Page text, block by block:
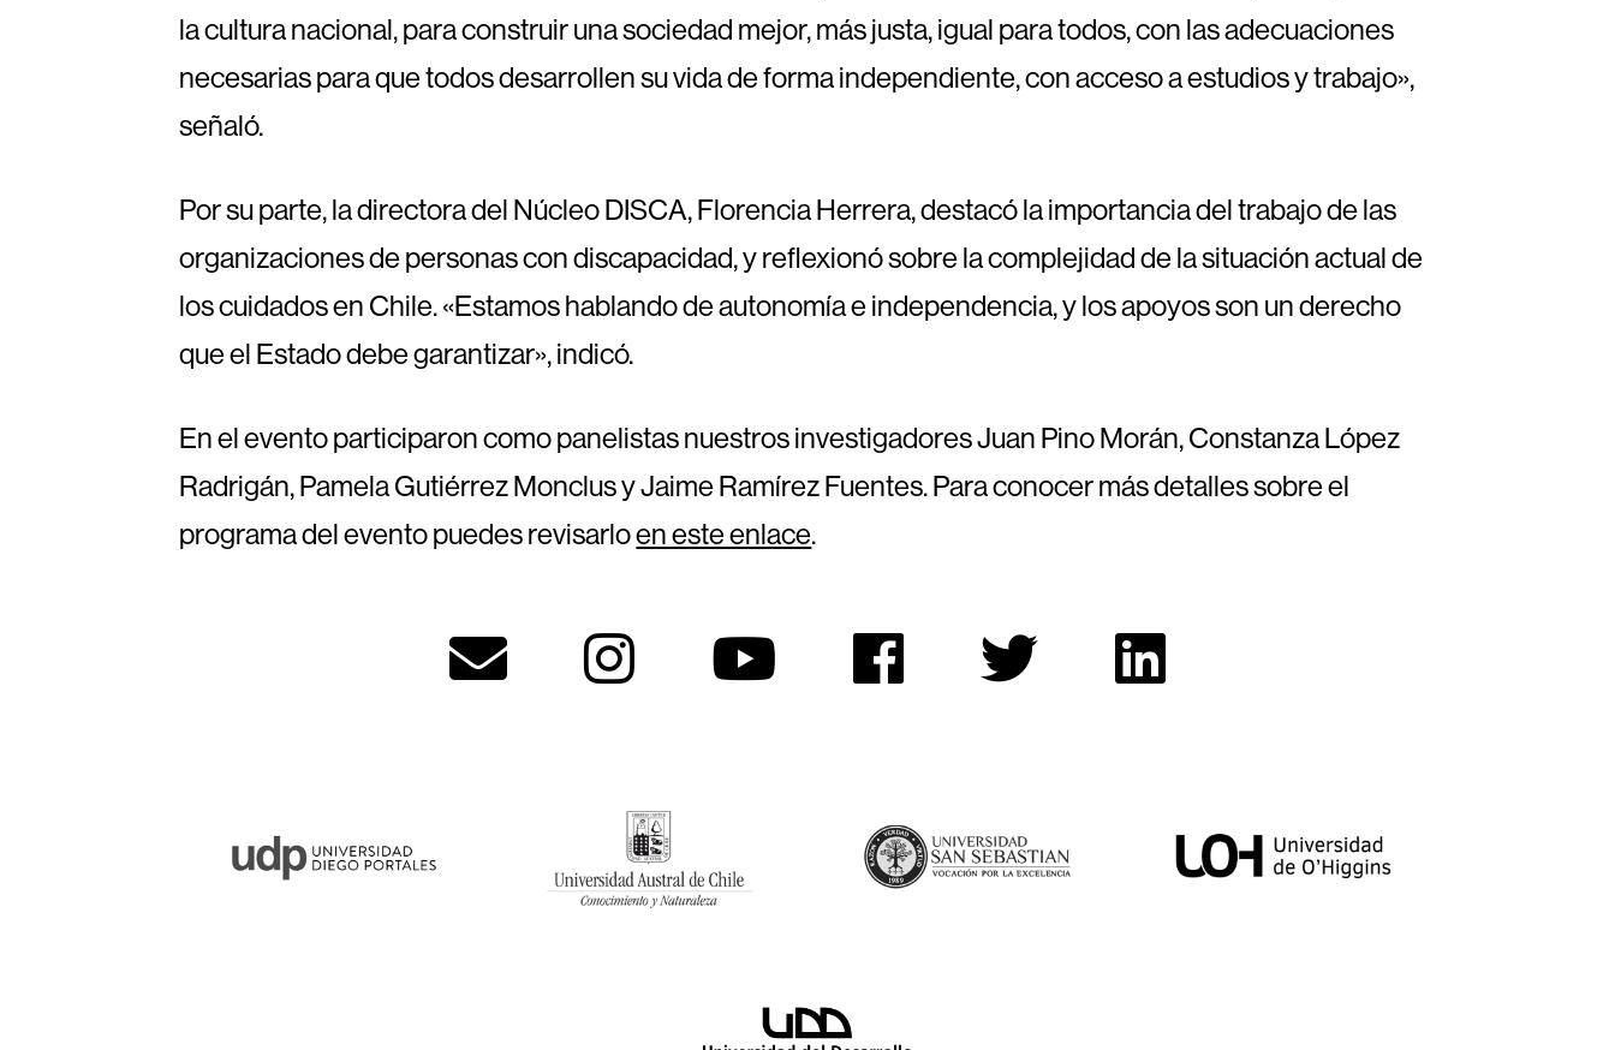
la cultura nacional, para construir una sociedad mejor, más justa, igual para todos, con las adecuaciones
necesarias para que todos desarrollen su vida de forma independiente, con acceso a estudios y trabajo»,
señaló.
Por su parte, la directora del Núcleo DISCA, Florencia Herrera, destacó la importancia del trabajo de las
organizaciones de personas con discapacidad, y reflexionó sobre la complejidad de la situación actual de
los cuidados en Chile. «Estamos hablando de autonomía e independencia, y los apoyos son un derecho
que el Estado debe garantizar», indicó.
En el evento participaron como panelistas nuestros investigadores Juan Pino Morán, Constanza López
Radrigán, Pamela Gutiérrez Monclus y Jaime Ramírez Fuentes. Para conocer más detalles sobre el
programa del evento puedes revisarloen este enlace.